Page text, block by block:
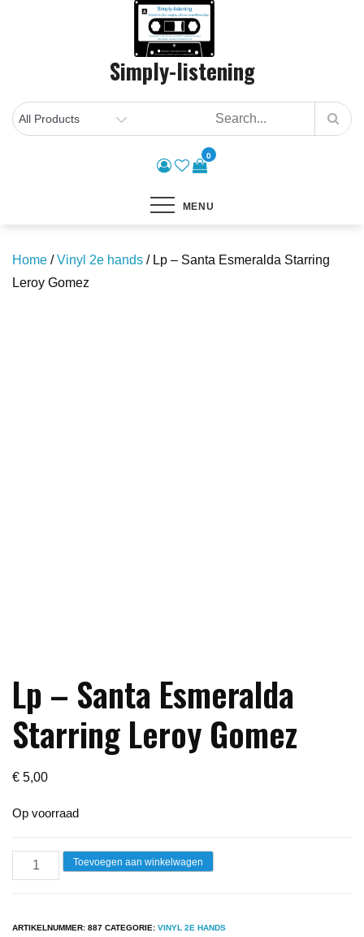
Simply-listening
0
MENU
Home /Vinyl 2e hands / Lp – Santa Esmeralda Starring
Leroy Gomez
Lp – Santa Esmeralda
Starring Leroy Gomez
€ 5,00
Op voorraad
-
Esmeralda
Toevoegen aan winkelwagen
ARTIKELNUMMER: 887 CATEGORIE: VINYL 2E HANDS